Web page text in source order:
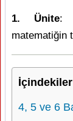
1. Ünite:
matematiğin
İçindekiler
4, 5 ve 6